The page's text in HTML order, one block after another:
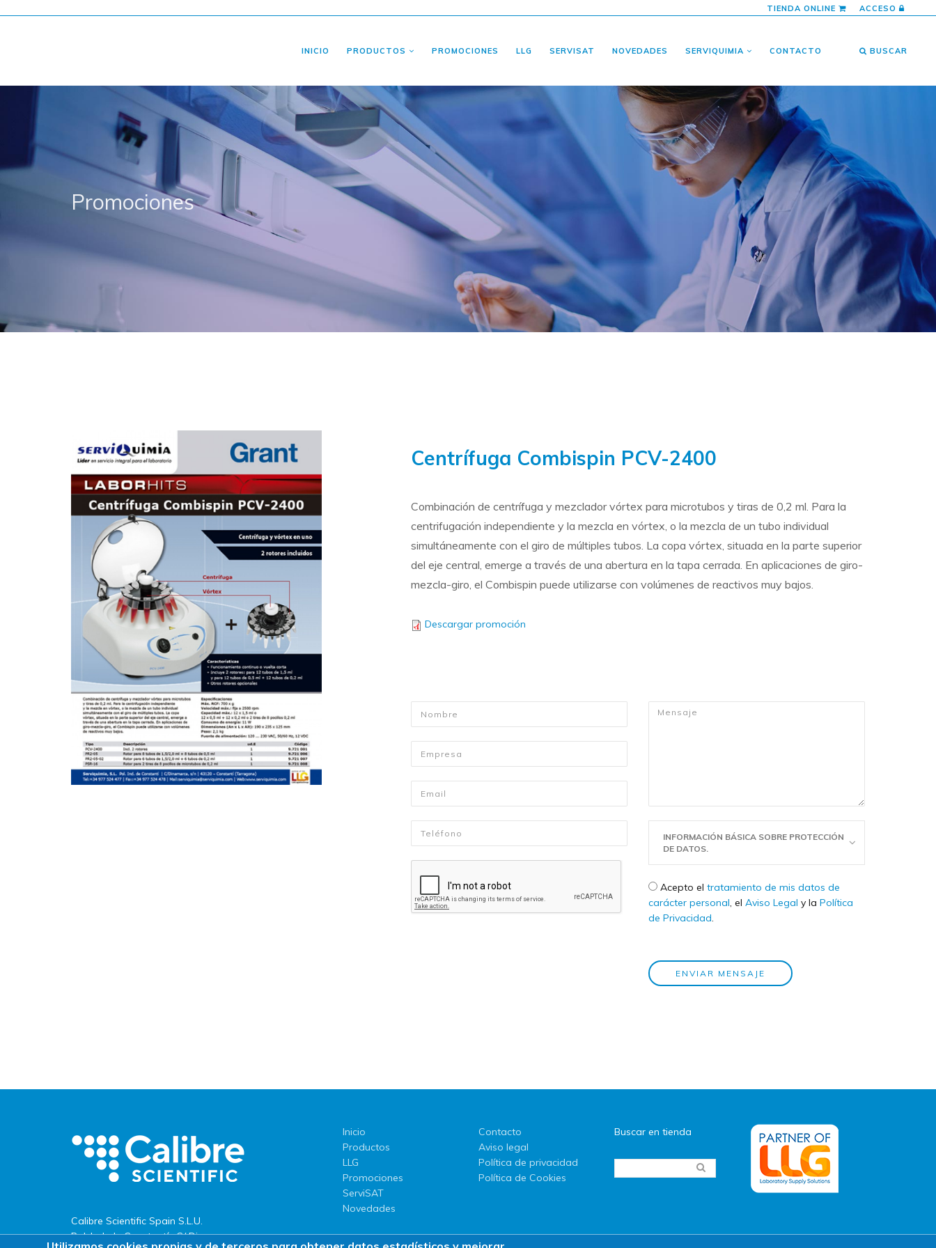
TIENDA ONLINE ACCESO
INICIO PRODUCTOS PROMOCIONES LLG SERVISAT NOVEDADES SERVIQUIMIA CONTACTO BUSCAR
Promociones
Centrífuga Combispin PCV-2400
Combinación de centrífuga y mezclador vórtex para microtubos y tiras de 0,2 ml. Para la
centrifugación independiente y la mezcla en vórtex, o la mezcla de un tubo individual
simultáneamente con el giro de múltiples tubos. La copa vórtex, situada en la parte superior
del eje central, emerge a través de una abertura en la tapa cerrada. En aplicaciones de giro-
mezcla-giro, el Combispin puede utilizarse con volúmenes de reactivos muy bajos.
Descargar promoción
Nombre
Empresa
Email *
Telefono
Mensaje*
INFORMACIÓN BÁSICA SOBRE PROTECCIÓN
DE DATOS.
Check legal *
Acepto el tratamiento de mis datos de
carácter personal, el Aviso Legal y la Política
de Privacidad.
ENVIAR MENSAJE
Calibre Scientific Spain S.L.U.
Pol. Ind. de Constantí · C/ Dinamarca,
Inicio
Productos
LLG
Promociones
ServiSAT
Novedades
Contacto
Aviso legal
Política de privacidad
Política de Cookies
Buscar en tienda